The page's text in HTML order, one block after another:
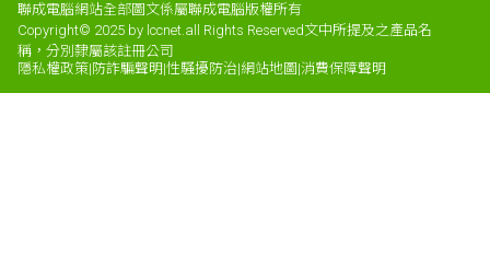
聯成電腦網站全部圖文係屬聯成電腦版權所有
Copyright© 2025 by lccnet.all Rights Reserved文中所提及之產品名
稱，分別隸屬該註冊公司
隱私權政策|防詐騙聲明|性騷擾防治|網站地圖 |消費保障聲明